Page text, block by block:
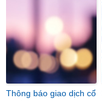
Thông báo giao dịch cổ